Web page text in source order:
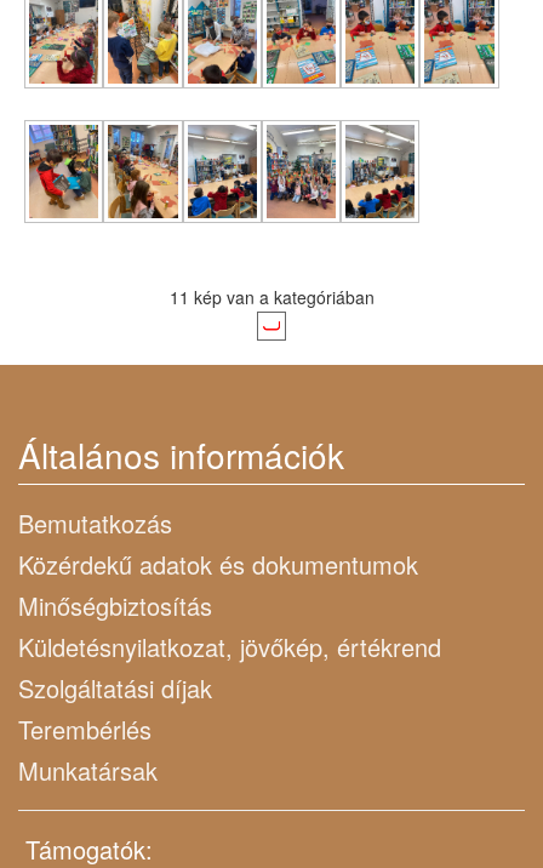
11 kép van a kategóriában
Általános információk
Bemutatkozás
Közérdekű adatok és dokumentumok
Minőségbiztosítás
Küldetésnyilatkozat, jövőkép, értékrend
Szolgáltatási díjak
Terembérlés
Munkatársak
Támogatók: